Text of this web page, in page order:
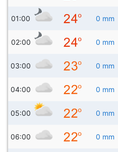
01:00 0 mm
02:00 0 mm
03:00 0 mm
04:00 0 mm
05:00 0 mm
06:00 0 mm